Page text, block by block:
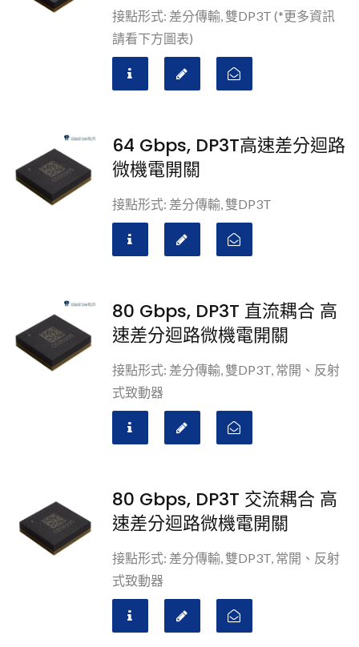
接點形式: 差分傳輸, 雙DP3T (*更多資訊
請看下方圖表)
64 Gbps, DP3T高速差分迴路
微機電開關
接點形式: 差分傳輸, 雙DP3T
80 Gbps, DP3T 直流耦合 高
速差分迴路微機電開關
接點形式: 差分傳輸, 雙DP3T, 常開、反射
式致動器
80 Gbps, DP3T 交流耦合 高
速差分迴路微機電開關
接點形式: 差分傳輸, 雙DP3T, 常開、反射
式致動器